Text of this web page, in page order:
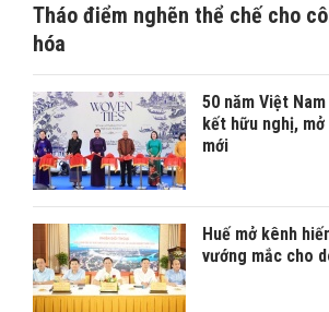
Tháo điểm nghẽn thể chế cho
hóa
50 năm Việt
kết hữu nghị,
mới
Huế mở kênh
vướng mắc cho